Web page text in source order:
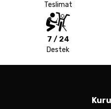
Teslimat
7 / 24
Destek